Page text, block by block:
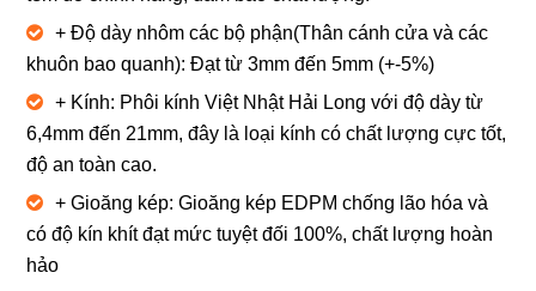
+ Độ dày nhôm các bộ phận(Thân cánh cửa và các
khuôn bao quanh): Đạt từ 3mm đến 5mm (+-5%)
+ Kính: Phôi kính Việt Nhật Hải Long với độ dày từ
6,4mm đến 21mm, đây là loại kính có chất lượng cực tốt,
độ an toàn cao.
+ Gioăng kép: Gioăng kép EDPM chống lão hóa và
có độ kín khít đạt mức tuyệt đối 100%, chất lượng hoàn
hảo